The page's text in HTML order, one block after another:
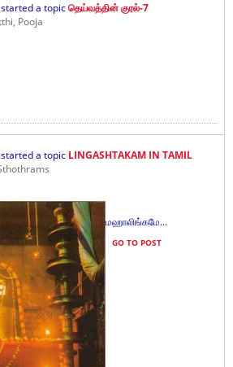
started a topicதெய்வத்தின் குரல்-7
Pooja
started a topic LINGASHTAKAM IN TAMIL
மஹாலிங்கமே...
GO TO POST